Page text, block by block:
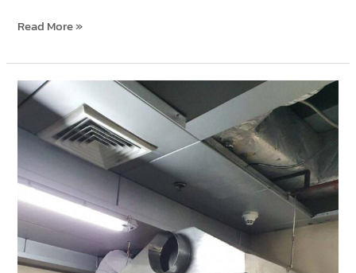
Read More »
ติด
ตั้ง
ฮู้
ด
ห้อง
ครัว